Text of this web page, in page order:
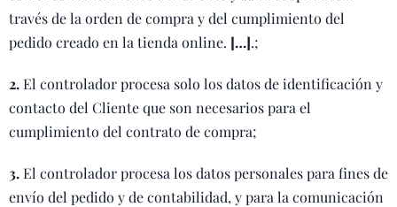
través de la orden de compra y del cumplimiento del
pedido creado en la tienda online. […].;
2.El controlador procesa solo los datos de identificación y
contacto del Cliente que son necesarios para el
cumplimiento del contrato de compra;
3.El controlador procesa los datos personales para fines de
envío del pedido y de contabilidad, y para la comunicación